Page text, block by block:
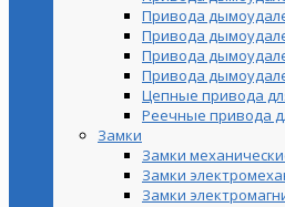
Привода
Привода
Привода
Привода
Цепные привода
Реечные привода
Замки
Замки
Замки
Замки